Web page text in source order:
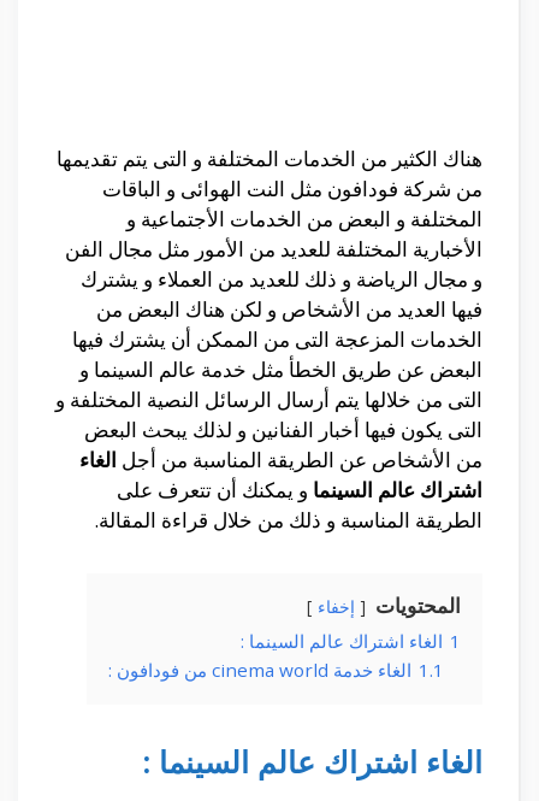
هناك الكثير من الخدمات المختلفة و التى يتم تقديمها
من شركة فودافون مثل النت الهوائى و الباقات
المختلفة و البعض من الخدمات الأجتماعية و
الأخبارية المختلفة للعديد من الأمور مثل مجال الفن
و مجال الرياضة و ذلك للعديد من العملاء و يشترك
فيها العديد من الأشخاص و لكن هناك البعض من
الخدمات المزعجة التى من الممكن أن يشترك فيها
البعض عن طريق الخطأ مثل خدمة عالم السينما و
التى من خلالها يتم أرسال الرسائل النصية المختلفة و
التى يكون فيها أخبار الفنانين و لذلك يبحث البعض
من الأشخاص عن الطريقة المناسبة من أجل الغاء
اشتراك عالم السينما و يمكنك أن تتعرف على
الطريقة المناسبة و ذلك من خلال قراءة المقالة.
المحتويات إخفاء
1 الغاء اشتراك عالم السينما :
1.1 الغاء خدمة cinema world من فودافون :
الغاء اشتراك عالم السينما :